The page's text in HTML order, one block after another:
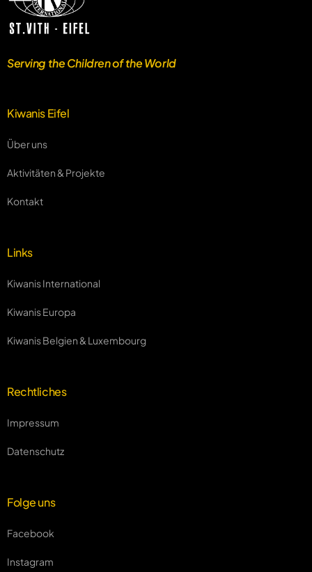
Serving the Children of the World
Kiwanis Eifel
Über uns
Aktivitäten & Projekte
Kontakt
Links
Kiwanis International
Kiwanis Europa
Kiwanis Belgien & Luxembourg
Rechtliches
Impressum
Datenschutz
Folge uns
Facebook
Instagram